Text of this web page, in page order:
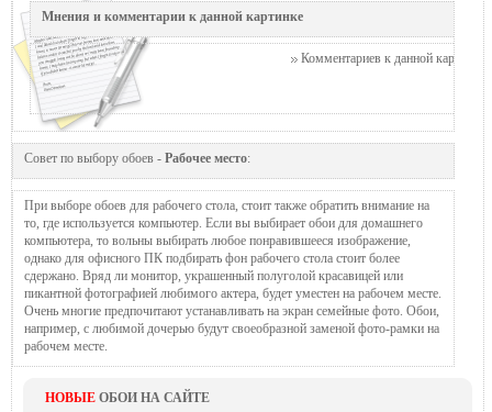
Мнения и комментарии к данной картинке
Комментариев к данной картинке
Совет по выбору обоев - Рабочее место:
При выборе обоев для рабочего стола, стоит также обратить внимание на
то, где используется компьютер. Если вы выбирает обои для домашнего
компьютера, то вольны выбирать любое понравившееся изображение,
однако для офисного ПК подбирать фон рабочего стола стоит более
сдержано. Вряд ли монитор, украшенный полуголой красавицей или
пикантной фотографией любимого актера, будет уместен на рабочем месте.
Очень многие предпочитают устанавливать на экран семейные фото. Обои,
например, с любимой дочерью будут своеобразной заменой фото-рамки на
рабочем месте.
НОВЫЕ ОБОИ НА САЙТЕ